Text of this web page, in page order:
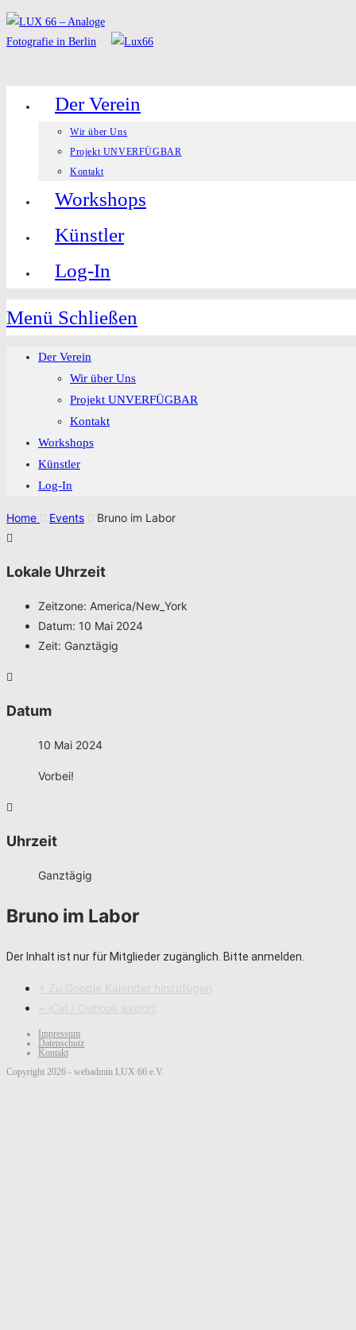
Zum
Inhalt
Der Verein
Wir über Uns
Projekt UNVERFÜGBAR
Kontakt
Workshops
Künstler
Log-In
Menü Schließen
Der Verein
Wir über Uns
Projekt UNVERFÜGBAR
Kontakt
Workshops
Künstler
Log-In
Home Events Bruno im Labor
Lokale Uhrzeit
Zeitzone: America/New_York
Datum: 10 Mai 2024
Zeit: Ganztägig
Datum
10 Mai 2024
Vorbei!
Uhrzeit
Ganztägig
Bruno im Labor
Der Inhalt ist nur für Mitglieder zugänglich. Bitte anmelden.
+ Zu Google Kalender hinzufügen
+ iCal / Outlook export
Impressum
Datenschutz
Kontakt
Copyright 2026 - webadmin LUX 66 e.V.